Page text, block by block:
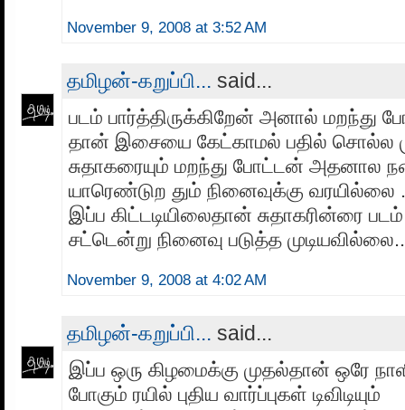
November 9, 2008 at 3:52 AM
தமிழன்-கறுப்பி... said...
படம் பார்த்திருக்கிறேன் அனால்
தான் இசையை கேட்காமல் பதில் சொல்ல
சுதாகரையும் மறந்து போட்டன் அதனால
யாரெண்டுற தும் நினைவுக்கு வரயில்லை
இப்ப கிட்டடியிலைதான் சுதாகரின்ரை
சட்டென்று நினைவு படுத்த
November 9, 2008 at 4:02 AM
தமிழன்-கறுப்பி... said...
இப்ப ஒரு கிழமைக்கு முதல்தான் ஒரே
போகும் ரயில் புதிய வார்ப்புகள் டிவிடியும்